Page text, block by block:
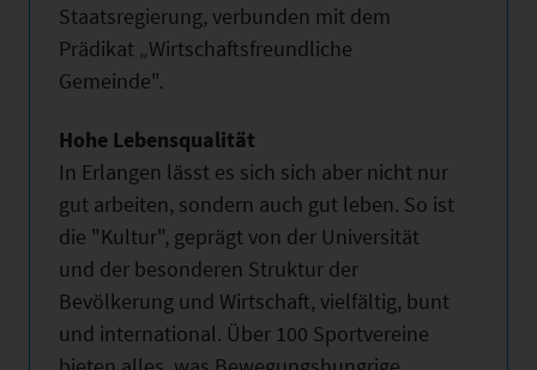
Staatsregierung, verbunden mit dem
Prädikat „Wirtschaftsfreundliche
Gemeinde".
Hohe Lebensqualität
In Erlangen lässt es sich sich aber nicht nur
gut arbeiten, sondern auch gut leben. So ist
die "Kultur", geprägt von der Universität
und der besonderen Struktur der
Bevölkerung und Wirtschaft, vielfältig, bunt
und international. Über 100 Sportvereine